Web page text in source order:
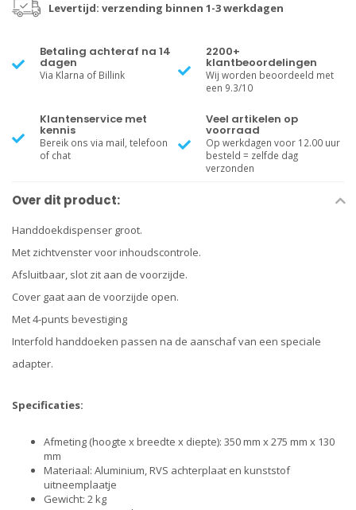
Levertijd: verzending binnen 1-3 werkdagen
Betaling achteraf na 14
dagen
Via Klarna of Billink
2200+
klantbeoordelingen
Wij worden beoordeeld met
een 9.3/10
Klantenservice met
kennis
Bereik ons via mail, telefoon
of chat
Veel artikelen op
voorraad
Op werkdagen voor 12.00 uur
besteld = zelfde dag
verzonden
Over dit product:
Handdoekdispenser groot.
Met zichtvenster voor inhoudscontrole.
Afsluitbaar, slot zit aan de voorzijde.
Cover gaat aan de voorzijde open. ﾠ
Met 4-punts bevestiging
Interfold handdoeken passen na de aanschaf van een speciale
adapter.
Specificaties:
Afmeting (hoogte x breedte x diepte): 350 mm x 275 mm x 130
mm
Materiaal: Aluminium, RVS achterplaat en kunststof
uitneemplaatje
Gewicht: 2 kg